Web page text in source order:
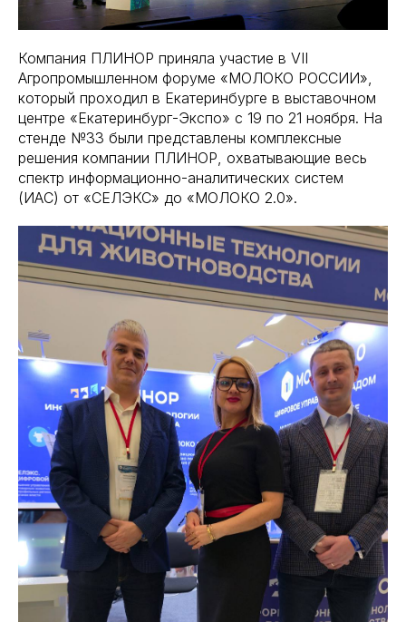
Компания ПЛИНОР приняла участие в VII
Агропромышленном форуме «МОЛОКО РОССИИ»,
который проходил в Екатеринбурге в выставочном
центре «Екатеринбург-Экспо» с 19 по 21 ноября. На
стенде №33 были представлены комплексные
решения компании ПЛИНОР, охватывающие весь
спектр информационно-аналитических систем
(ИАС) от «СЕЛЭКС» до «МОЛОКО 2.0».